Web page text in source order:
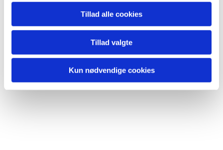
Tillad alle cookies
Tillad valgte
Kun nødvendige cookies